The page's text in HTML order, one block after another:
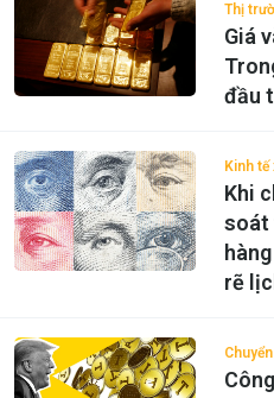
Thị
Giá
đầu
Kinh tế
Khi
soát
rẽ